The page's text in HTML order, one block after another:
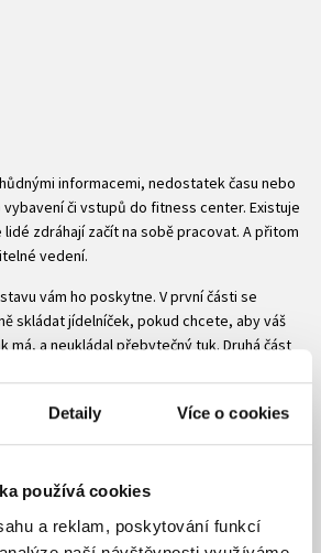
Detaily Více o cookies
používá cookies
a reklam, poskytování funkcí
informacemi, nedostatek času nebo
či vstupů do fitness center. Existuje
zdráhají začít na sobě pracovat. A přitom
vedení.
vám ho poskytne. V první části se
skládat jídelníček, pokud chcete, aby váš
má, a neukládal přebytečný tuk. Druhá část
nakombinována do funkčních tréninkových
cvičební program. Takže už žádné výmluvy
různých sportovních událostí a působí také